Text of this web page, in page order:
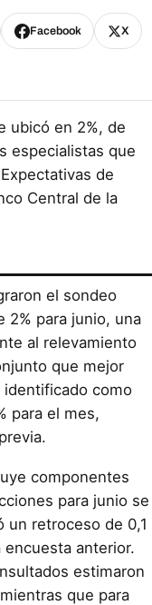
Facebook X
ubicó en 2%, de
especialistas que
de
Central de la
el sondeo
2% para junio, una
al relevamiento
que mejor
identificado como
para el mes,
componentes
para junio se
un retroceso de 0,1
anterior.
estimaron
que para